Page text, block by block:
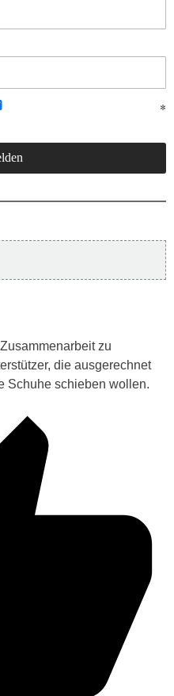
zu
die ausgerechnet
Schuhe schieben wollen.